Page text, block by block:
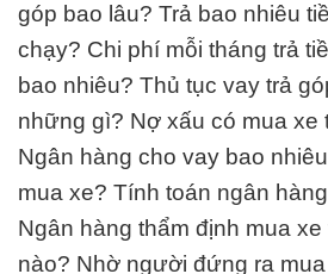
góp bao lâu? Trả bao nhiêu
chạy? Chi phí mỗi tháng trả
bao nhiêu? Thủ tục vay trả
những gì? Nợ xấu có mua xe
Ngân hàng cho vay bao
mua xe? Tính toán ngân
Ngân hàng thẩm định mua
nào? Nhờ người đứng ra